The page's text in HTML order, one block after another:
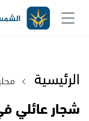
الرئيسية
شجار عائلي